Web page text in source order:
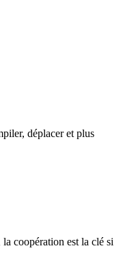
déplacer et plus
coopération est la clé si